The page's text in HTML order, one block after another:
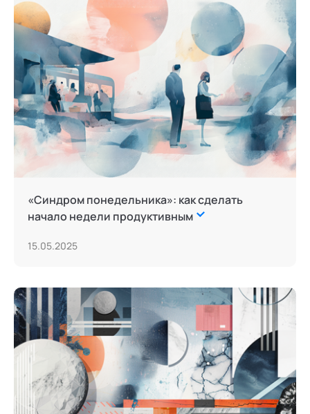
«Синдром понедельника»: как сделать
начало недели продуктивным
15.05.2025